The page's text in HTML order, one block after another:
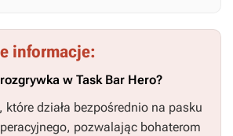
informacje:
w Task Bar Hero?
które działa bezpośrednio na pasku
pozwalając bohaterom